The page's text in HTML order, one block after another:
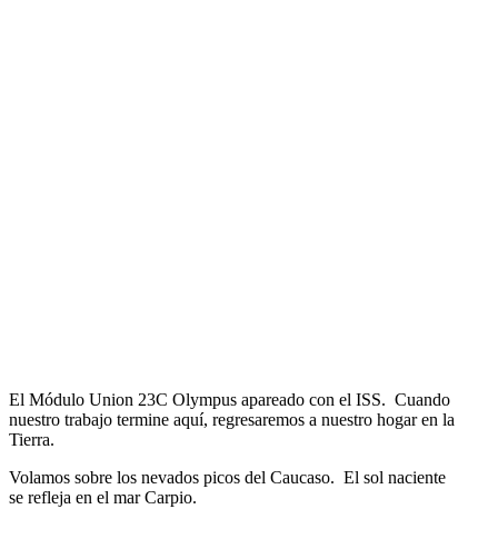
El Módulo Union 23C Olympus apareado con el ISS. Cuando
nuestro trabajo termine aquí­, regresaremos a nuestro hogar en la
Tierra.
Volamos sobre los nevados picos del Caucaso. El sol naciente
se refleja en el mar Carpio.